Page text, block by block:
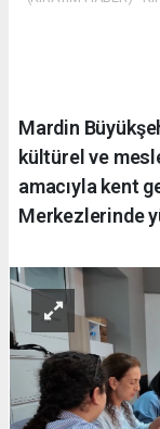
Mardin
kültürel ve
amacıyla kent
Merkezlerinde